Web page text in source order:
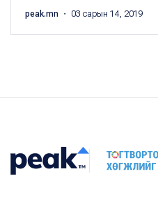
peak.mn ・ 03 сарын 14, 2019